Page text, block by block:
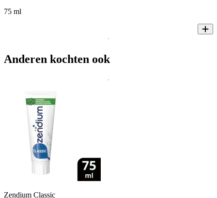
75 ml
Anderen kochten ook
Zendium Classic